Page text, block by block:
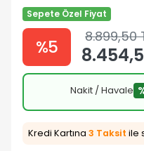
Sepete Özel Fiyat
%5 8.899,50
Nakit / Havale
Kredi Kartına 3 Taksit ile